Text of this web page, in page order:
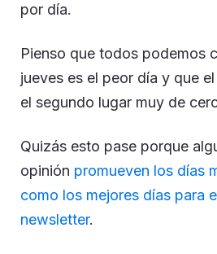
por día.
Pienso que todos podemos
jueves es el peor día y que
el segundo lugar muy de
Quizás esto pase porque
opinión promueven los días
como los mejores días para
newsletter.